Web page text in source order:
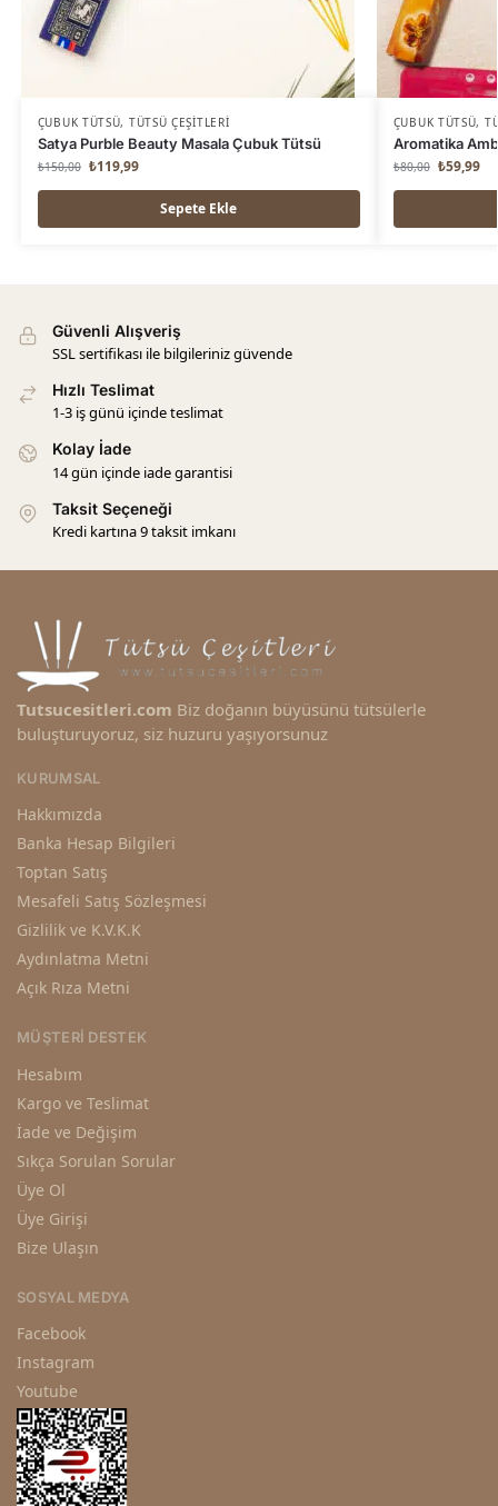
ÇUBUK TÜTSÜ, TÜTSÜ ÇEŞITLERI
Satya Purble Beauty Masala Çubuk Tütsü
₺150,00 ₺119,99
Sepete Ekle
ÇUBUK TÜTSÜ,
Aromatika
₺80,00 ₺59,99
Güvenli Alışveriş
SSL sertifikası ile bilgileriniz güvende
Hızlı Teslimat
1-3 iş günü içinde teslimat
Kolay İade
14 gün içinde iade garantisi
Taksit Seçeneği
Kredi kartına 9 taksit imkanı
Tutsucesitleri.com Biz doğanın büyüsünü tütsülerle
buluşturuyoruz, siz huzuru yaşıyorsunuz
KURUMSAL
Hakkımızda
Banka Hesap Bilgileri
Toptan Satış
Mesafeli Satış Sözleşmesi
Gizlilik ve K.V.K.K
Aydınlatma Metni
Açık Rıza Metni
MÜŞTERI DESTEK
Hesabım
Kargo ve Teslimat
İade ve Değişim
Sıkça Sorulan Sorular
Üye Ol
Üye Girişi
Bize Ulaşın
SOSYAL MEDYA
Facebook
Instagram
Youtube